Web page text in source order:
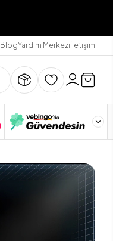
BlogYardım Merkeziİletişim